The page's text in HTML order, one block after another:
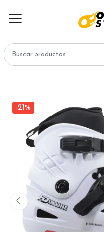
-21%